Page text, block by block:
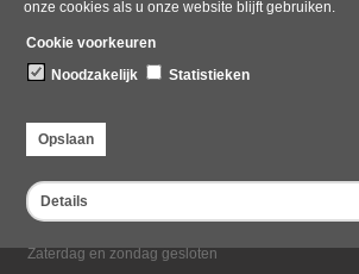
onze cookies als u onze website blijft gebruiken.
Cookie voorkeuren
Noodzakelijk
Statistieken
Opslaan
Details
Bezoekadres
Dampten 2, 1624 NR Hoorn
Postbus 2095, 1620 EB Hoorn
Openingstijden kantoor
Maandag tot en met vrijdag*
van 08:00 tot 16:30
Zaterdag en zondag gesloten